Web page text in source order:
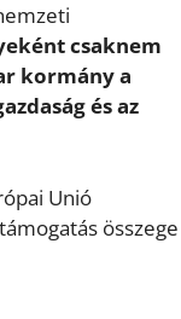
csaknem
kormány a
és az
Unió
összege